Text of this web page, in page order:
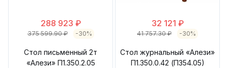
288 923 ₽
375 599.90 ₽ -30%
Стол письменный 2т
«Алези» П1.350.2.05
32 121 ₽
41 757.30 ₽ -30%
Стол журнальный «Алези»
П1.350.0.42 (П354.05)